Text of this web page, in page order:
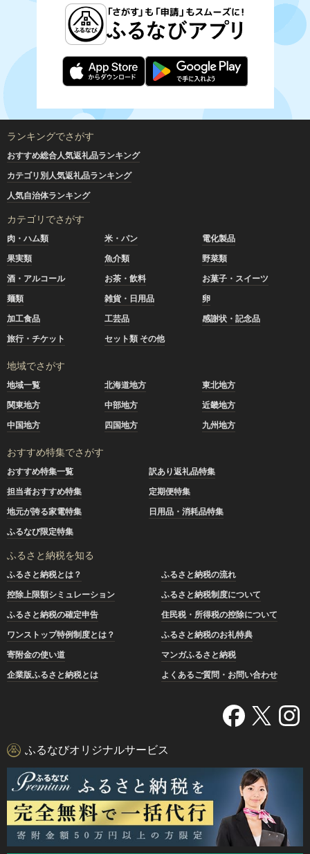
ランキングでさがす
おすすめ総合人気返礼品ランキング
カテゴリ別人気返礼品ランキング
人気自治体ランキング
カテゴリでさがす
肉・ハム類 米・パン
電化製品
果実類
魚介類
野菜類
酒・アルコール
お茶・飲料
お菓子・スイーツ
麺類
雑貨・日用品
卵
加工食品
工芸品
感謝状・記念品
旅行・チケット
セット類 その他
地域でさがす
地域一覧 北海道地方
東北地方
関東地方
中部地方
近畿地方
中国地方
四国地方 九州地方
おすすめ特集でさがす
おすすめ特集一覧
訳あり返礼品特集
担当者おすすめ特集
定期便特集
地元が誇る家電特集
日用品・消耗品特集
ふるなび限定特集
ふるさと納税を知る
ふるさと納税とは？
ふるさと納税の流れ
控除上限額シミュレーション
ふるさと納税制度について
ふるさと納税の確定申告
住民税・所得税の控除について
ワンストップ特例制度とは？
ふるさと納税のお礼特典
寄附金の使い道
マンガふるさと納税
企業版ふるさと納税とは
よくあるご質問・お問い合わせ
ふるなびオリジナルサービス